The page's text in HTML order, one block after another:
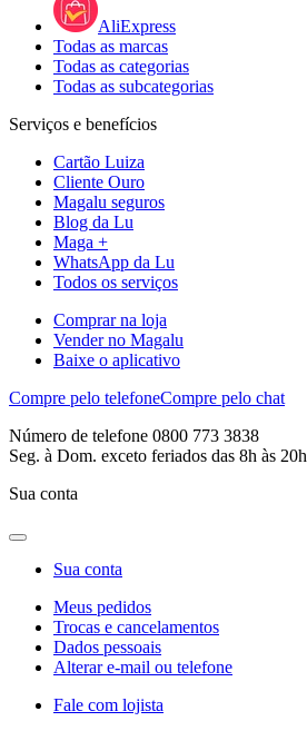
AliExpress
Todas as marcas
Todas as categorias
Todas as subcategorias
Serviços e benefícios
Cartão Luiza
Cliente Ouro
Magalu seguros
Blog da Lu
Maga +
WhatsApp da Lu
Todos os serviços
Comprar na loja
Vender no Magalu
Baixe o aplicativo
Compre pelo telefoneCompre pelo chat
Número de telefone 0800 773 3838
Seg. à Dom. exceto feriados das 8h às 20h
Sua conta
Sua conta
Meus pedidos
Trocas e cancelamentos
Dados pessoais
Alterar e-mail ou telefone
Fale com lojista